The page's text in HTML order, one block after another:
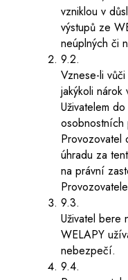
vzniklou v
výstupů ze
neúplných či
9.2.
Vznese-li
jakýkoli nárok
Uživatelem
osobnostních
Provozovatel
úhradu za
na právní
9.3.
Uživatel bere
WELAPY
nebezpečí.
9.4.